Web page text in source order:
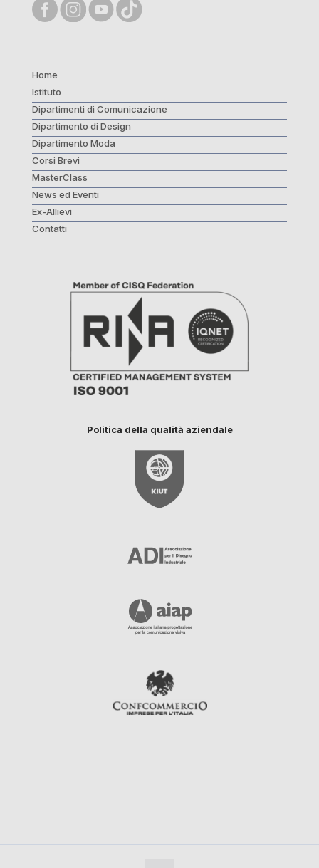
Home
Istituto
Dipartimenti di Comunicazione
Dipartimento di Design
Dipartimento Moda
Corsi Brevi
MasterClass
News ed Eventi
Ex-Allievi
Contatti
Politica della qualità aziendale